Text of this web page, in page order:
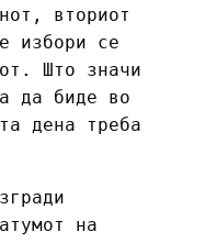
вториот
избори се
Што значи
да биде во
дена треба
на